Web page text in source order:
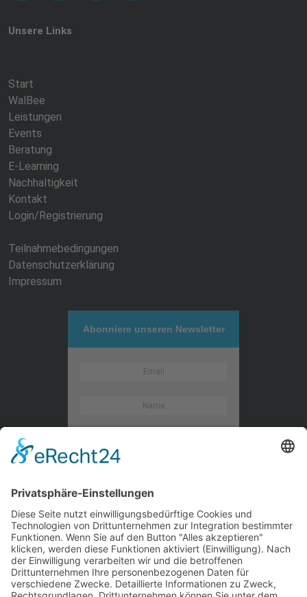
Unsere Links
Start
WalBee
Leistungen
Events
Beratung
E-Learning
Nachhaltigkeit
Kontakt
Login/Registrierung
Teilnahmebedingungen
Datenschutzerklärung
Impressum
Abonniere unseren Newsletter
Kontaktieren Sie uns
WalBee
Bizzmade GmbH
Gießereistraße 29
83022 Rosenheim